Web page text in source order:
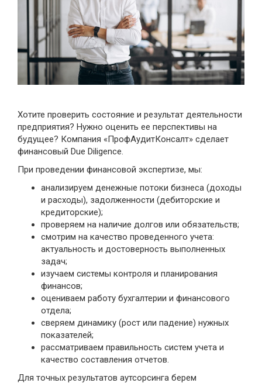
Хотите проверить состояние и результат деятельности
предприятия? Нужно оценить ее перспективы на
будущее? Компания «ПрофАудитКонсалт» сделает
финансовый Due Diligence.
При проведении финансовой экспертизе, мы:
анализируем денежные потоки бизнеса (доходы
и расходы), задолженности (дебиторские и
кредиторские);
проверяем на наличие долгов или обязательств;
смотрим на качество проведенного учета:
актуальность и достоверность выполненных
задач;
изучаем системы контроля и планирования
финансов;
оцениваем работу бухгалтерии и финансового
отдела;
сверяем динамику (рост или падение) нужных
показателей;
рассматриваем правильность систем учета и
качество составления отчетов.
Для точных результатов аутсорсинга берем